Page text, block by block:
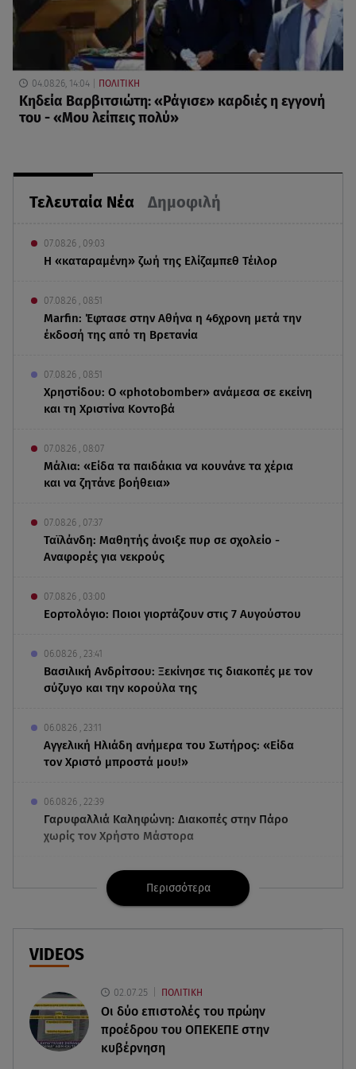
Τελευταία Νέα Δημοφιλή
07.08.26 , 09:03
Η «καταραμένη»​​​​​​​ ζωή της Ελίζαμπεθ Τέιλορ
07.08.26 , 08:51
Marfin: Έφτασε στην Αθήνα η 46χρονη μετά την
έκδοσή της από τη Βρετανία
07.08.26 , 08:51
Χρηστίδου: Ο «photobomber» ανάμεσα σε εκείνη
και τη Χριστίνα Κοντοβά
07.08.26 , 08:07
Μάλια: «Είδα τα παιδάκια να κουνάνε τα χέρια
και να ζητάνε βοήθεια»
07.08.26 , 07:37
Ταϊλάνδη: Μαθητής άνοιξε πυρ σε σχολείο -
Αναφορές για νεκρούς
07.08.26 , 03:00
Εορτολόγιο: Ποιοι γιορτάζουν στις 7 Αυγούστου
06.08.26 , 23:41
Βασιλική Ανδρίτσου: Ξεκίνησε τις διακοπές με τον
σύζυγο και την κορούλα της
06.08.26 , 23:11
Αγγελική Ηλιάδη ανήμερα του Σωτήρος: «Είδα
τον Χριστό μπροστά μου!»
06.08.26 , 22:39
Γαρυφαλλιά Καληφώνη: Διακοπές στην Πάρο
χωρίς τον Χρήστο Μάστορα
Στην παραλία η Αποστολία Ζώη: «Γεμάτη
06.08.26 , 22:10
Κλήρωση Τζόκερ 6/8/2026: Οι τυχεροί αριθμοί
για τα 2.500.000 ευρώ
06.08.26 , 22:02
Σύγκρουση τραμ στη Γερμανία: 25 τραυματίες, 7
σε σοβαρή κατάσταση
Περισσότερα
VIDEOS
02.07.25 ΠΟΛΙΤΙΚΗ
Οι δύο επιστολές του πρώην
προέδρου του ΟΠΕΚΕΠE στην
κυβέρνηση
04.08.26, 14:04 ΠΟΛΙΤΙΚΗ
Κηδεία Βαρβιτσιώτη: «Ράγισε» καρδιές η εγγονή
του - «Μου λείπεις πολύ»